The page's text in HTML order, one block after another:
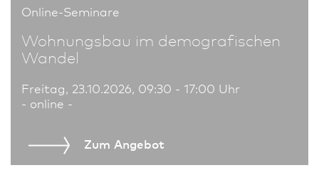
Online-Seminare
Wohnungs­bau im demografischen
Wandel
Freitag, 23.10.2026, 09:30 - 17:00 Uhr
- online -
Zum An­ge­bot